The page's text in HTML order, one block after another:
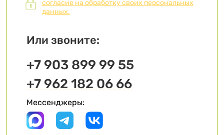
согласие на обработку своих персональных
данных.
Или звоните:
+7 903 899 99 55
+7 962 182 06 66
Мессенджеры: